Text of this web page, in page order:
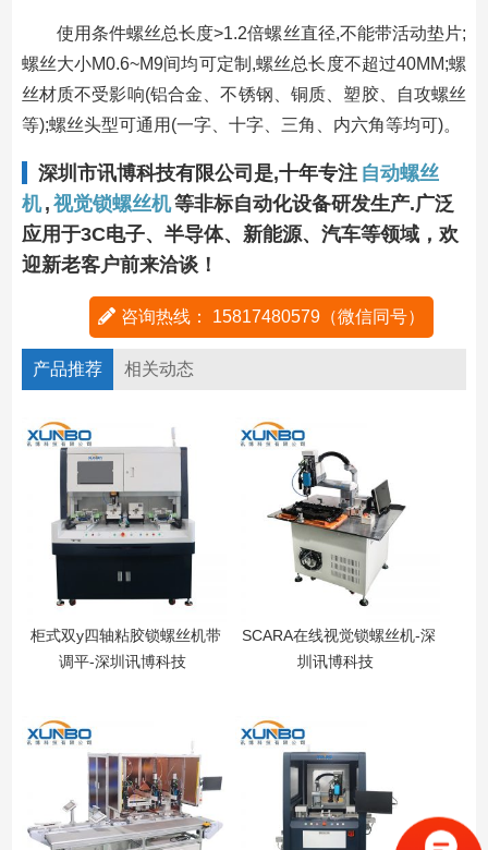
使用条件螺丝总长度>1.2倍螺丝直径,不能带活动垫片;
螺丝大小M0.6~M9间均可定制,螺丝总长度不超过40MM;螺
丝材质不受影响(铝合金、不锈钢、铜质、塑胶、自攻螺丝
等);螺丝头型可通用(一字、十字、三角、内六角等均可)。
深圳市讯博科技有限公司是,十年专注 自动螺丝
机 , 视觉锁螺丝机等非标自动化设备研发生产.广泛
应用于3C电子、半导体、新能源、汽车等领域，欢
迎新老客户前来洽谈！
咨询热线： 15817480579（微信同号）
产品推荐 相关动态
柜式双y四轴粘胶锁螺丝机带
调平-深圳讯博科技
SCARA在线视觉锁螺丝机-深
圳讯博科技